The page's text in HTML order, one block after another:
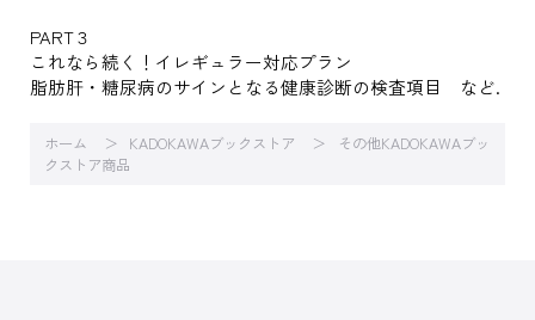
PART３
これなら続く！イレギュラー対応プラン
脂肪肝・糖尿病のサインとなる健康診断の検査項目 など.
ホーム KADOKAWAブックストア
その他KADOKAWAブッ
クストア商品